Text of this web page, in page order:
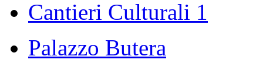
Cantieri Culturali 1
Palazzo Butera